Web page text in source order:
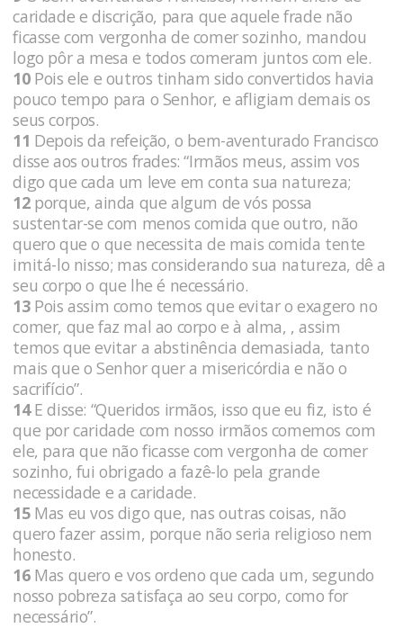
caridade e discrição, para que aquele frade não
ficasse com vergonha de comer sozinho, mandou
logo pôr a mesa e todos comeram juntos com ele.
10Pois ele e outros tinham sido convertidos havia
pouco tempo para o Senhor, e afligiam demais os
seus corpos.
11 Depois da refeição, o bem-aventurado Francisco
disse aos outros frades: “Irmãos meus, assim vos
digo que cada um leve em conta sua natureza;
12porque, ainda que algum de vós possa
sustentar-se com menos comida que outro, não
quero que o que necessita de mais comida tente
imitá-lo nisso; mas considerando sua natureza, dê a
seu corpo o que lhe é necessário.
13Pois assim como temos que evitar o exagero no
comer, que faz mal ao corpo e à alma, , assim
temos que evitar a abstinência demasiada, tanto
mais que o Senhor quer a misericórdia e não o
sacrifício”.
14E disse: “Queridos irmãos, isso que eu fiz, isto é
que por caridade com nosso irmãos comemos com
ele, para que não ficasse com vergonha de comer
sozinho, fui obrigado a fazê-lo pela grande
necessidade e a caridade.
15Mas eu vos digo que, nas outras coisas, não
quero fazer assim, porque não seria religioso nem
honesto.
16Mas quero e vos ordeno que cada um, segundo
nosso pobreza satisfaça ao seu corpo, como for
necessário”.